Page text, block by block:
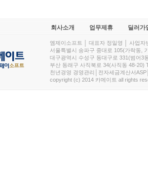
회사소개 업무제휴 딜러가
엠제이소프트 │ 대표자 정일영 │ 사업
서울특별시 송파구 중대로 105(가락동,
대구광역시 수성구 동대구로 331(범어3
부산 동래구 사직북로 34(사직동 48-20)
천년경영 경영관리│전자세금계산서
copyright (c) 2014 카메이트 all rights